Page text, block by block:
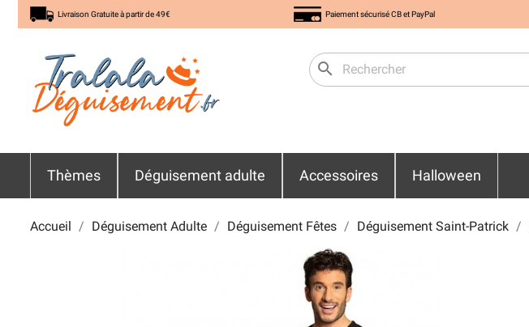
Livraison Gratuite à partir de 49€ Paiement sécurisé CB et PayPal
search
Thèmes Déguisement adulte Accessoires Halloween
Accueil Déguisement Adulte Déguisement Fêtes Déguisement Saint-Patrick